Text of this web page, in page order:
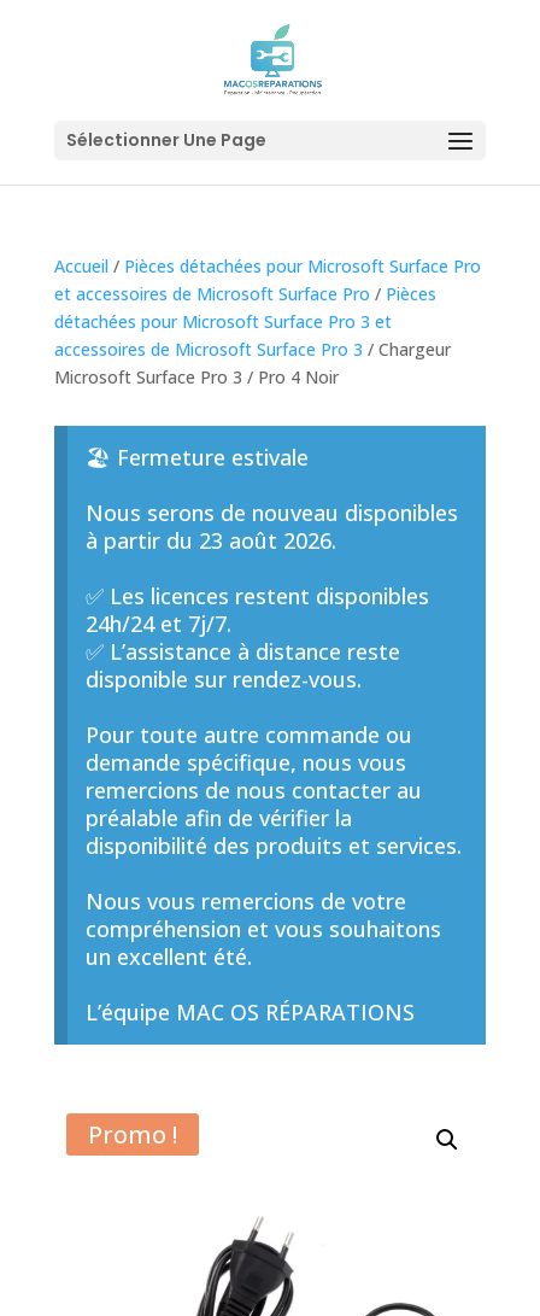
Sélectionner Une Page
Accueil / Pièces détachées pour Microsoft Surface Pro
et accessoires de Microsoft Surface Pro / Pièces
détachées pour Microsoft Surface Pro 3 et
accessoires de Microsoft Surface Pro 3 / Chargeur
Microsoft Surface Pro 3 / Pro 4 Noir
🏖️ Fermeture estivale
Nous serons de nouveau disponibles
à partir du 23 août 2026.
✅ Les licences restent disponibles
24h/24 et 7j/7.
✅ L’assistance à distance reste
disponible sur rendez-vous.
Pour toute autre commande ou
demande spécifique, nous vous
remercions de nous contacter au
préalable afin de vérifier la
disponibilité des produits et services.
Nous vous remercions de votre
compréhension et vous souhaitons
un excellent été.
L’équipe MAC OS RÉPARATIONS
Promo !